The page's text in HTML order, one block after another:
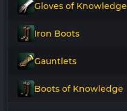
Gloves of Knowledge
Iron Boots
Gauntlets
Boots of Knowledge